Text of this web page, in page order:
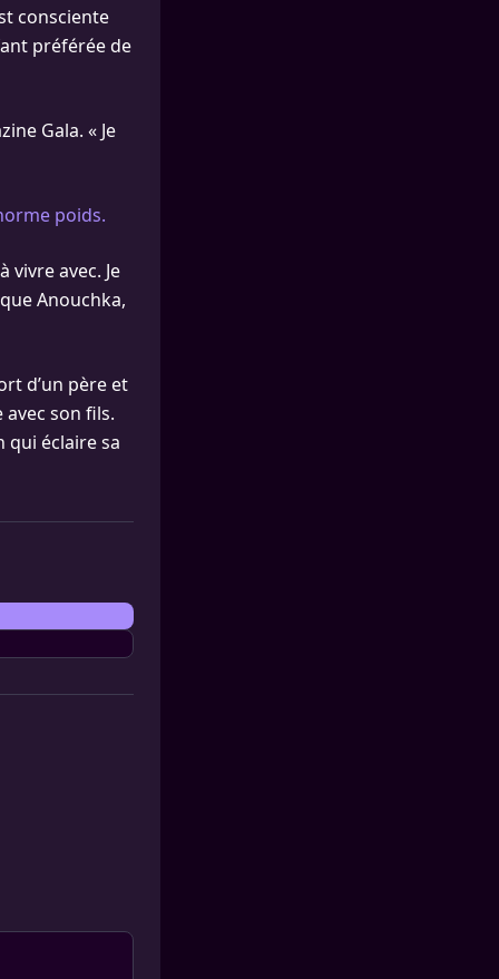
consciente
préférée de
Gala. « Je
poids.
avec. Je
Anouchka,
d’un père et
avec son fils.
qui éclaire sa